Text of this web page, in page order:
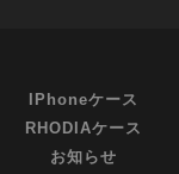
IPhoneケース
RHODIAケース
お知らせ